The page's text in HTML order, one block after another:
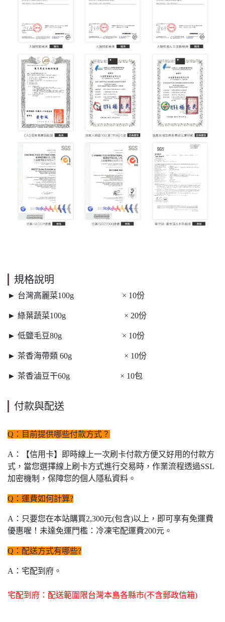
規格說明
► 台灣高麗菜100g × 10份
► 綠葉蔬菜100g × 20份
► 低鹽毛豆80g × 10份
► 茶香海帶類 60g × 10份
► 茶香滷豆干60g × 10包
付款與配送
Q：目前提供哪些付款方式？
A：【信用卡】即時線上一次刷卡付款方便又好用的付款方
式，當您選擇線上刷卡方式進行交易時，作業流程透過SSL
加密機制，保障您的個人隱私資料。
Q：運費如何計算?
A：只要您在本站購買2,300元(包含)以上，即可享有免運費
優惠喔！未達免運門檻：冷凍宅配運費200元。
Q：配送方式有哪些?
A： 宅配到府。
宅配到府：配送範圍限台灣本島各縣市(不含郵政信箱)